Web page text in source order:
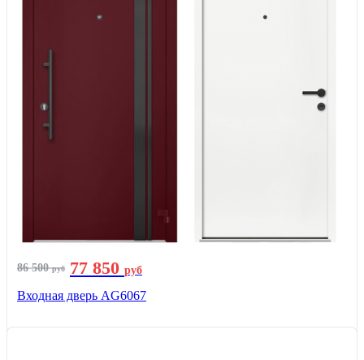
86 500руб 77 850 руб
Входная дверь AG6067